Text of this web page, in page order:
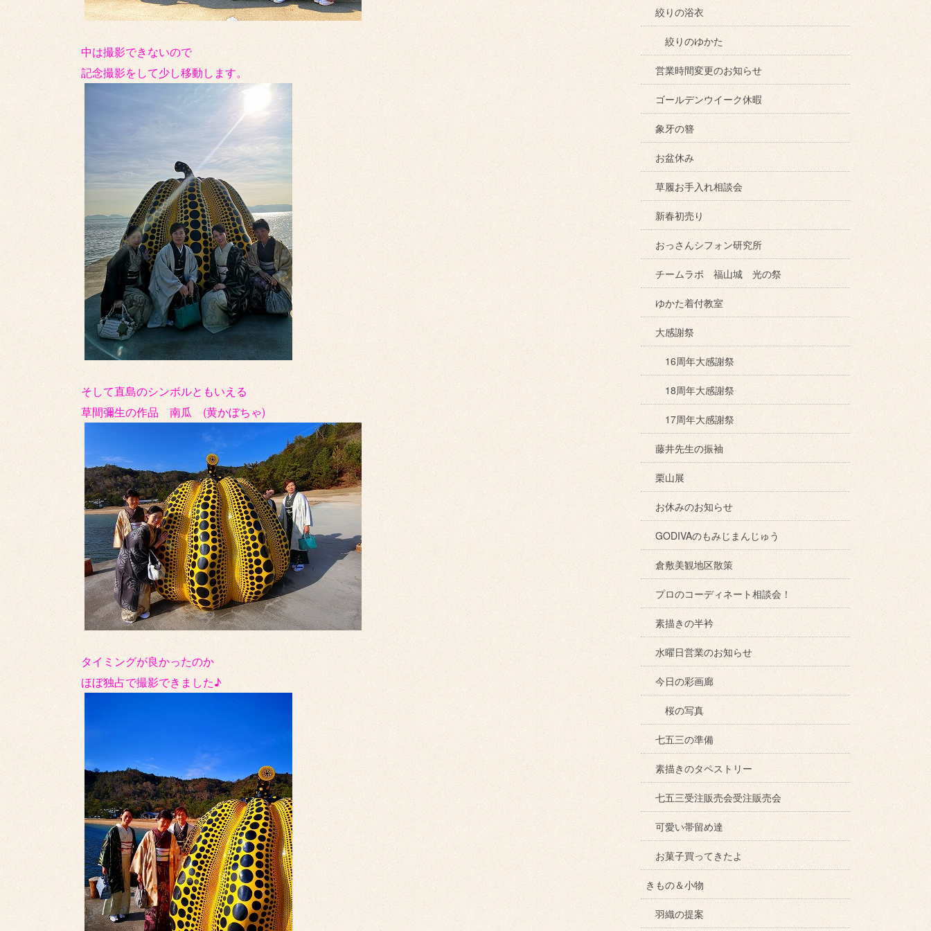
中は撮影できないので
記念撮影をして少し移動します。
そして直島のシンボルともいえる
草間彌生の作品 南瓜 (黄かぼちゃ)
タイミングが良かったのか
ほぼ独占で撮影できました♪
絞りの浴衣
絞りのゆかた
営業時間変更のお知らせ
ゴールデンウイーク休暇
象牙の簪
お盆休み
草履お手入れ相談会
新春初売り
おっさんシフォン研究所
チームラボ 福山城 光の祭
ゆかた着付教室
大感謝祭
16周年大感謝祭
18周年大感謝祭
17周年大感謝祭
藤井先生の振袖
栗山展
お休みのお知らせ
GODIVAのもみじまんじゅう
倉敷美観地区散策
プロのコーディネート相談会！
素描きの半衿
水曜日営業のお知らせ
今日の彩画廊
桜の写真
七五三の準備
素描きのタペストリー
七五三受注販売会受注販売会
可愛い帯留め達
お菓子買ってきたよ
きもの＆小物
羽織の提案